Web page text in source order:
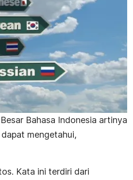
Bahasa Indonesia artinya
mengetahui,
. Kata ini terdiri dari